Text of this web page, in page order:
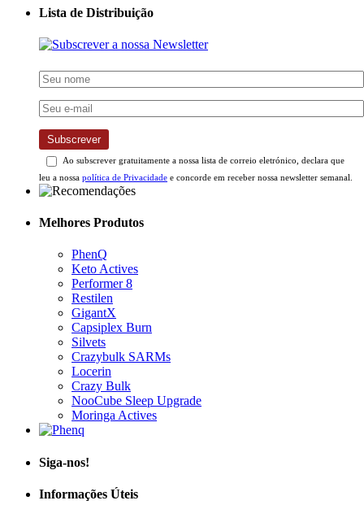
Ao subscrever gratuitamente a nossa lista de correio eletrónico, declara que
leu a nossapolítica de Privacidadee concorde em receber nossa newsletter semanal.
Keto Actives
Performer 8
Restilen
GigantX
Capsiplex Burn
Silvets
Crazybulk SARMs
Locerin
Crazy Bulk
NooCube Sleep Upgrade
Moringa Actives